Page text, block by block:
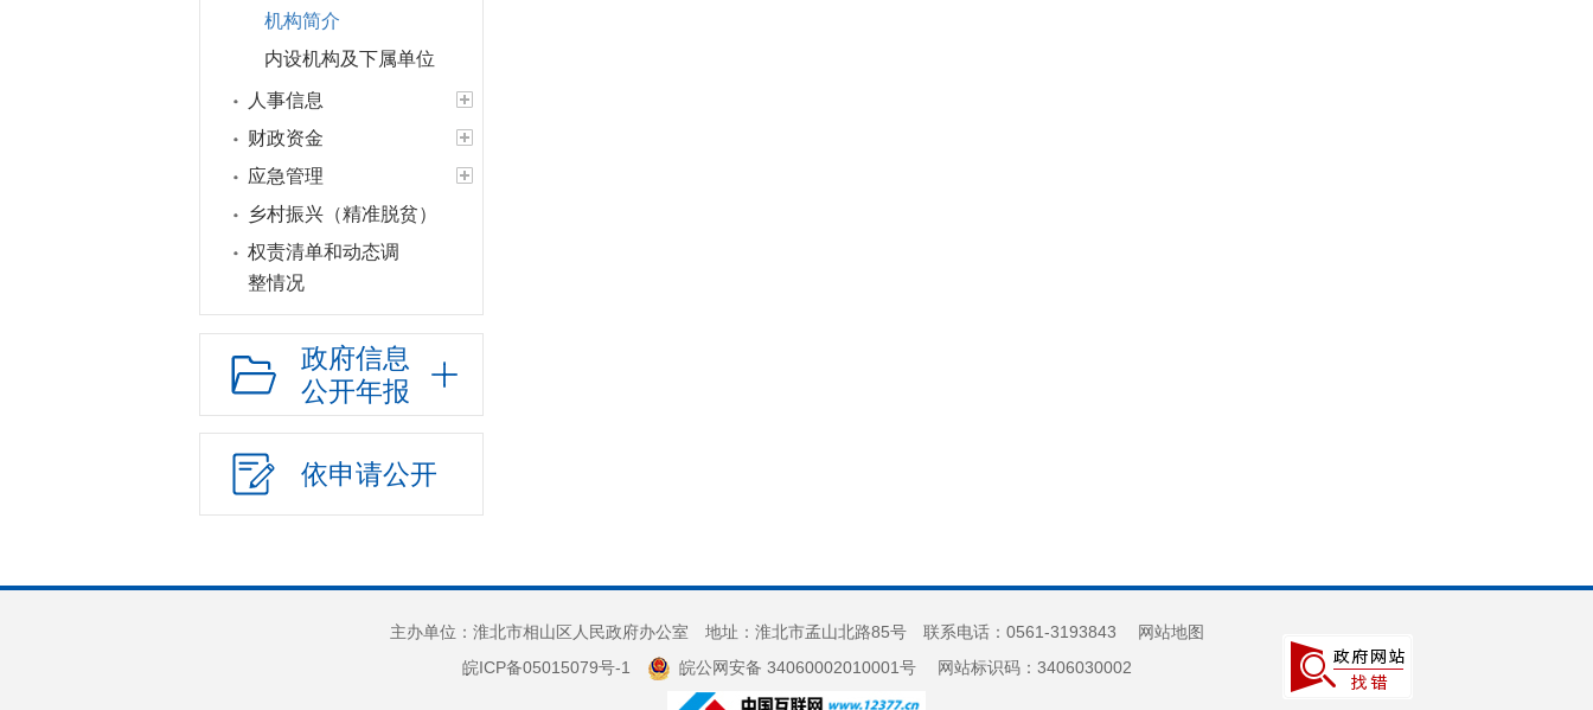
机构简介
内设机构及下属单位
人事信息
财政资金
应急管理
乡村振兴（精准脱贫）
权责清单和动态调
整情况
公共服务和中介服务
行政权力运行
网上政务服务
招标采购
新闻发布
上级政策解读
回应关切
政府信息
公开年报
依申请公开
主办单位：淮北市相山区人民政府办公室 地址：淮北市孟山北路85号 联系电话：0561-3193843
网站地图
皖ICP备05015079号-1
皖公网安备 34060002010001号网站标识码：3406030002